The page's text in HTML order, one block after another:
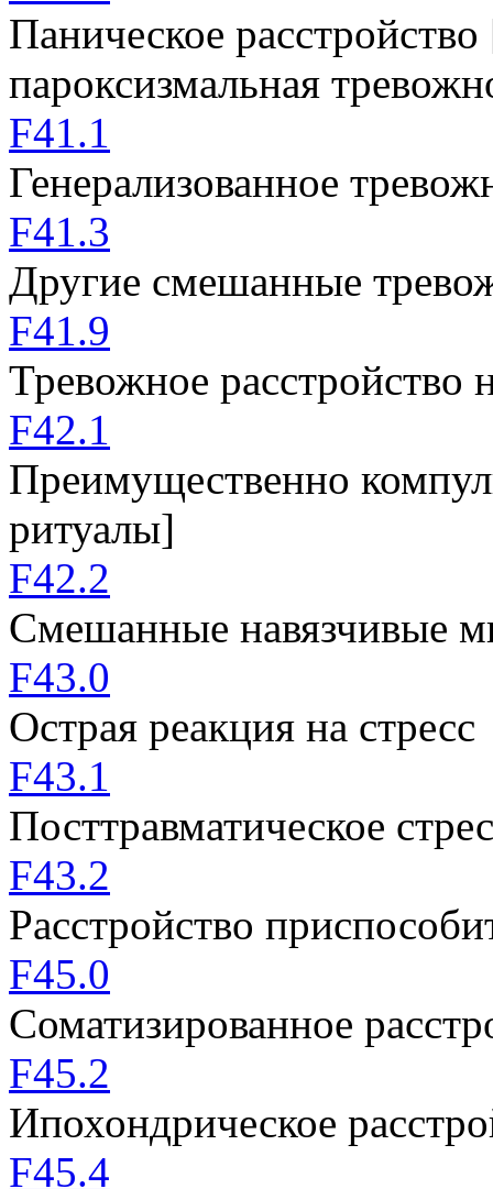
Паническое
пароксизмальная
F41.1
Генерализованное
F41.3
Другие смешанные
F41.9
Тревожное расстройство
F42.1
Преимущественно
ритуалы]
F42.2
Смешанные навязчивые
F43.0
Острая реакция на стресс
F43.1
Посттравматическое
F43.2
Расстройство
F45.0
Соматизированное
F45.2
Ипохондрическое
F45.4